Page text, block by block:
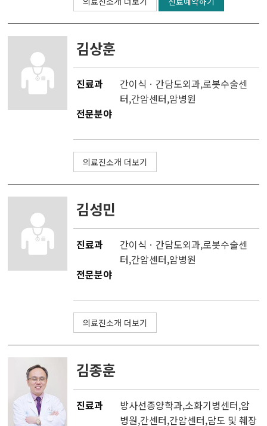
김상훈
진료과 간이식ㆍ간담도외과,로봇수술센
터,간암센터,암병원
전문분야
의료진소개 더보기
김성민
진료과 간이식ㆍ간담도외과,로봇수술센
터,간암센터,암병원
전문분야
의료진소개 더보기
김종훈
진료과 방사선종양학과,소화기병센터,암
병원,간센터,간암센터,담도 및 췌장